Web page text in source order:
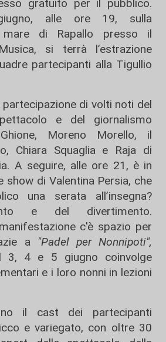
gratuito per il pubblico.
alle ore 19, sulla
mare di Rapallo presso il
si terrà l’estrazione
partecipanti alla Tigullio
partecipazione di volti noti del
e del giornalismo
Moreno Morello, il
Chiara Squaglia e Raja di
A seguire, alle ore 21, è in
show di Valentina Persia, che
una serata all’insegna?
e del divertimento.
c'è spazio per
a "Padel per Nonnipoti",
3, 4 e 5 giugno coinvolge
e i loro nonni in lezioni
il cast dei partecipanti
e variegato, con oltre 30